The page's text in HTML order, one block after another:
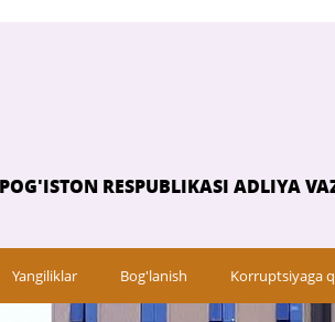
RESPUBLIKASI ADLIYA
Yangiliklar Bog'lanish Korruptsiyaga